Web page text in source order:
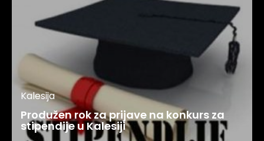
Kalesija
Produžen rok za prijave na konkurs za
stipendije u Kalesiji